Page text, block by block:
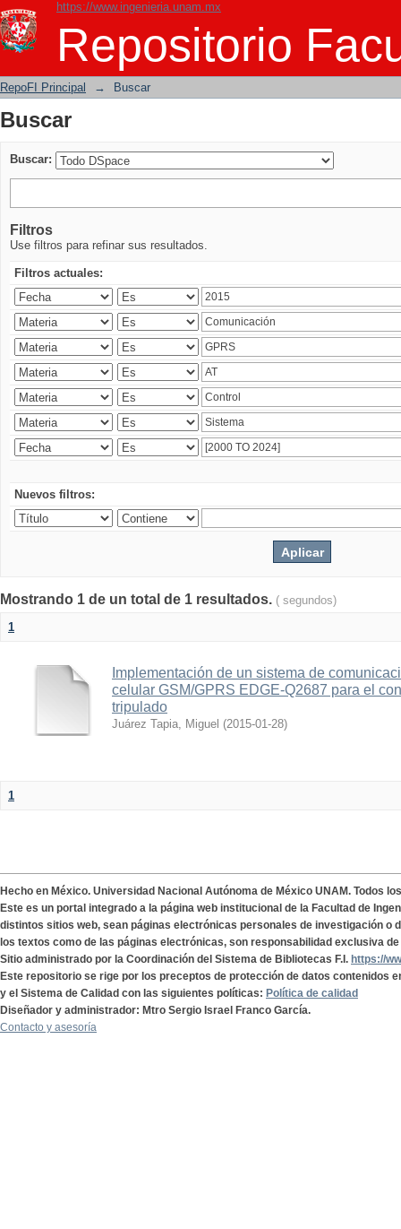
https://www.ingenieria.unam.mx
Repositorio
Buscar
RepoFI Principal → Buscar
Buscar
Buscar:
Filtros
Use filtros para refinar sus resultados.
Filtros actuales:
Nuevos filtros:
Mostrando 1 de un total de 1 resultados. ( segundos)
1
Implementación de un sistema de
celular GSM/GPRS EDGE-Q2687 para el
tripulado
Juárez Tapia, Miguel (2015-01-28)
1
Hecho en México. Universidad Nacional Autónoma de México UNAM. Todos
Este es un portal integrado a la página web institucional de la Facultad de
distintos sitios web, sean páginas electrónicas personales de investigación o
los textos como de las páginas electrónicas, son responsabilidad exclusiva
Sitio administrado por la Coordinación del Sistema de Bibliotecas F.I. https://
Este repositorio se rige por los preceptos de protección de datos contenidos
y el Sistema de Calidad con las siguientes políticas: Política de calidad
Diseñador y administrador: Mtro Sergio Israel Franco García.
Contacto y asesoría